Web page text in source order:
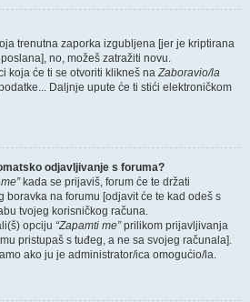
trenutna zaporka izgubljena [jer je kriptirana
no, možeš zatražiti novu.
koja će ti se otvoriti klikneš naZaboravio/la
Daljnje upute će ti stići elektroničkom
odjavljivanje s foruma?
kada se prijaviš, forum će te držati
boravka na forumu [odjavit će te kad odeš s
tvojeg korisničkog računa.
opciju “Zapamti me”prilikom prijavljivanja
pristupaš s tuđeg, a ne sa svojeg računala].
ako ju je administrator/ica omogućio/la.